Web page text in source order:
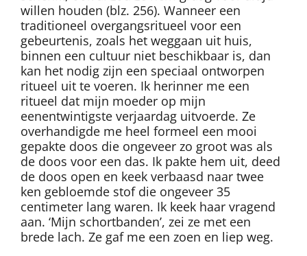
willen houden (blz. 256). Wanneer een
traditioneel overgangsritueel voor een
gebeurtenis, zoals het weggaan uit huis,
binnen een cultuur niet beschikbaar is, dan
kan het nodig zijn een speciaal ontworpen
ritueel uit te voeren. Ik herinner me een
ritueel dat mijn moeder op mijn
eenentwintigste verjaardag uitvoerde. Ze
overhandigde me heel formeel een mooi
gepakte doos die ongeveer zo groot was als
de doos voor een das. Ik pakte hem uit, deed
de doos open en keek verbaasd naar twee
ken gebloemde stof die ongeveer 35
centimeter lang waren. Ik keek haar vragend
aan. ‘Mijn schortbanden’, zei ze met een
brede lach. Ze gaf me een zoen en liep weg.